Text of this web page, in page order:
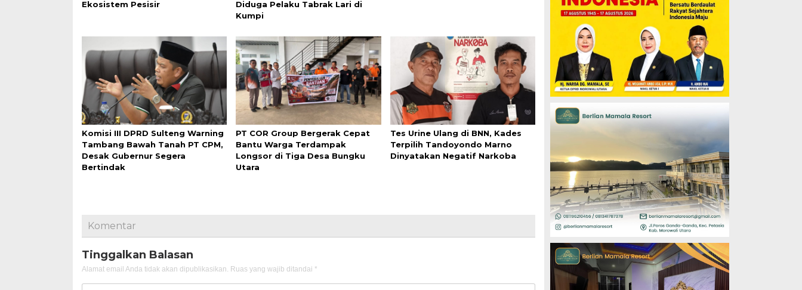
Ekosistem Pesisir
Diduga Pelaku Tabrak Lari di
Kumpi
Komisi III DPRD Sulteng Warning
Tambang Bawah Tanah PT CPM,
Desak Gubernur Segera
Bertindak
PT COR Group Bergerak Cepat
Bantu Warga Terdampak
Longsor di Tiga Desa Bungku
Utara
Tes Urine Ulang di BNN, Kades
Terpilih Tandoyondo Marno
Dinyatakan Negatif Narkoba
Komentar
Tinggalkan Balasan
Alamat email Anda tidak akan dipublikasikan. Ruas yang wajib ditandai *